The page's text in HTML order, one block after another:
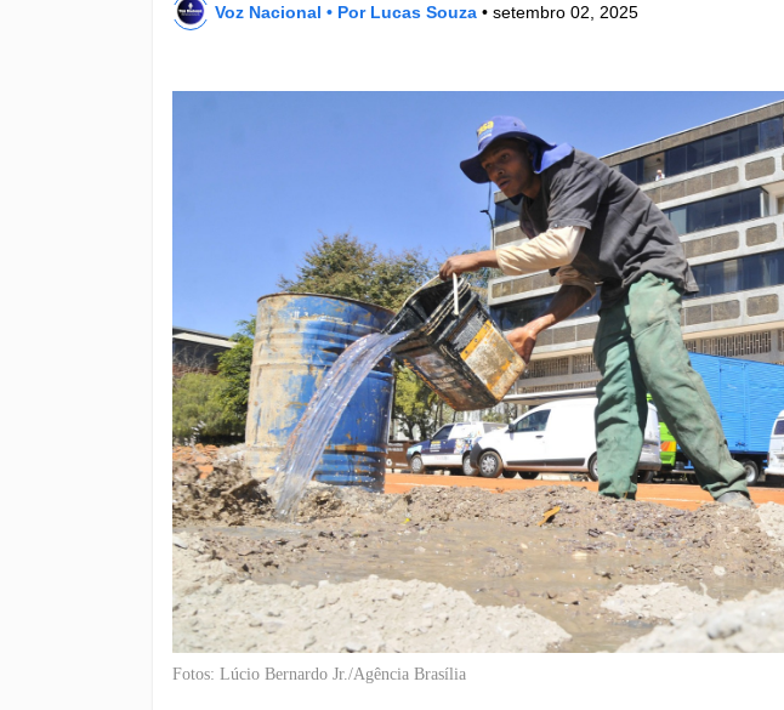
Voz Nacional • Por Lucas Souza • setembro 02, 2025
Fotos: Lúcio Bernardo Jr./Agência Brasília